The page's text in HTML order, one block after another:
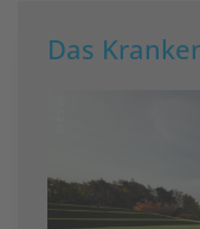
Das